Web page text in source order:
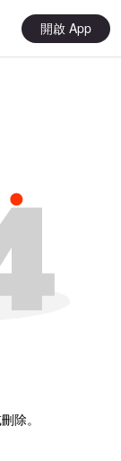
開啟 App
除。